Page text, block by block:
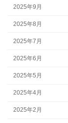
2025年9月
2025年8月
2025年7月
2025年6月
2025年5月
2025年4月
2025年2月